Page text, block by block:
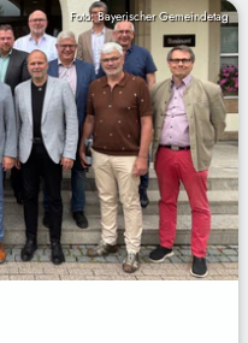
Foto: Bayerischer Gemeindetag